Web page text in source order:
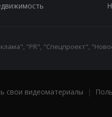
"PR", "Спецпроект",
свои видеоматериалы |